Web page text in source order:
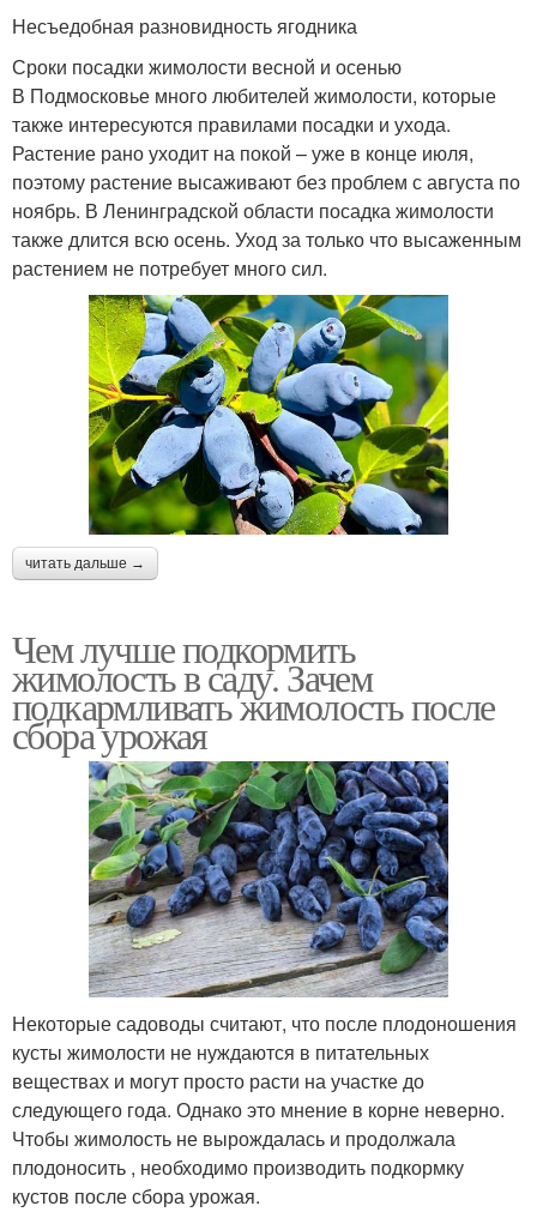
Несъедобная разновидность ягодника
Сроки посадки жимолости весной и осенью
В Подмосковье много любителей жимолости, которые
также интересуются правилами посадки и ухода.
Растение рано уходит на покой – уже в конце июля,
поэтому растение высаживают без проблем с августа по
ноябрь. В Ленинградской области посадка жимолости
также длится всю осень. Уход за только что высаженным
растением не потребует много сил.
читать дальше →
Чем лучше подкормить
жимолость в саду. Зачем
подкармливать жимолость после
сбора урожая
Некоторые садоводы считают, что после плодоношения
кусты жимолости не нуждаются в питательных
веществах и могут просто расти на участке до
следующего года. Однако это мнение в корне неверно.
Чтобы жимолость не вырождалась и продолжала
плодоносить , необходимо производить подкормку
кустов после сбора урожая.